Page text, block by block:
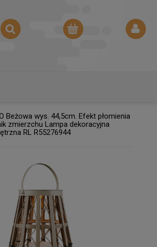
Beżowa wys. 44,5cm. Efekt płomienia
zmierzchu Lampa dekoracyjna
RL R55276944